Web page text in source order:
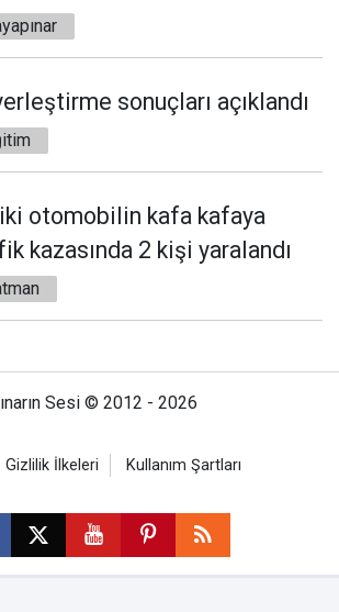
sonuçları açıklandı
otomobilin kafa kafaya
kazasında 2 kişi yaralandı
Sesi © 2012 - 2026
Gizlilik İlkeleri Kullanım Şartları